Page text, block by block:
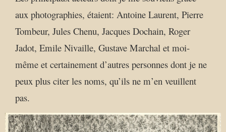
aux photographies, étaient: Antoine Laurent, Pierre
Tombeur, Jules Chenu, Jacques Dochain, Roger
Jadot, Emile Nivaille, Gustave Marchal et moi-
même et certainement d’autres personnes dont je ne
peux plus citer les noms, qu’ils ne m’en veuillent
pas.